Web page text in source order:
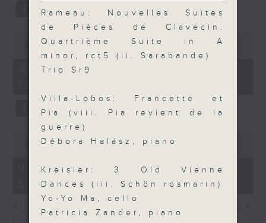
seconds
minutes,
seconds
00:00 55:09
第三部份 Part 3 (HKT 09:05 -
seconds
minutes,
seconds
00:00
06/08/2026 - Today's Playlist:
Energy Booster
Rameau: Nouvelles Suites
de Pièces de Clavecin.
Quartrième Suite in A
minor, rct5 (ii. Sarabande)
Trio Sr9
Villa-Lobos: Francette et
Pia (viii. Pia revient de la
guerre)
Débora Halász, piano
Kreisler: 3 Old Vienne
Dances (iii. Schön rosmarin)
Yo-Yo Ma, cello
Patricia Zander, piano